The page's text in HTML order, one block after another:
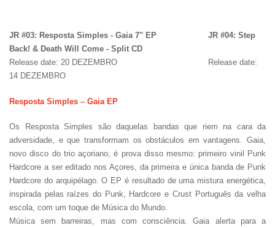
JR #03: Resposta Simples - Gaia 7" EP JR #04: Step
Back! & Death Will Come - Split CD
Release date: 20 DEZEMBRO Release date:
14 DEZEMBRO
Resposta Simples – Gaia EP
Os Resposta Simples são daquelas bandas que riem na cara da
adversidade, e que transformam os obstáculos em vantagens. Gaia,
novo disco do trio açoriano, é prova disso mesmo: primeiro vinil Punk
Hardcore a ser editado nos Açores, da primeira e única banda de Punk
Hardcore do arquipélago. O EP é resultado de uma mistura energética,
inspirada pelas raízes do Punk, Hardcore e Crust Português da velha
escola, com um toque de Música do Mundo.
Música sem barreiras, mas com consciência. Gaia alerta para a